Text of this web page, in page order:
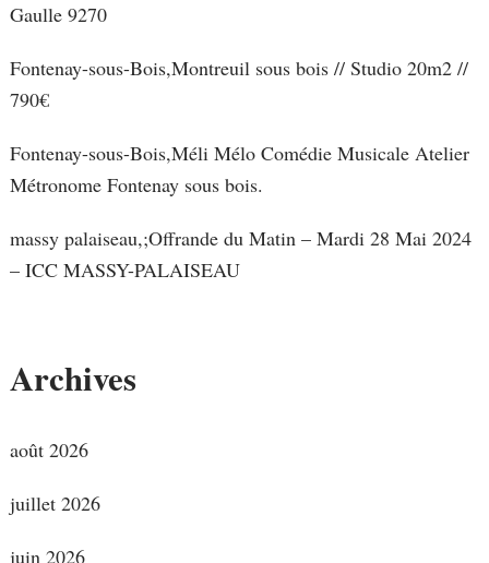
Gaulle 9270
Fontenay-sous-Bois,Montreuil sous bois // Studio 20m2 //
790€
Fontenay-sous-Bois,Méli Mélo Comédie Musicale Atelier
Métronome Fontenay sous bois.
massy palaiseau,;Offrande du Matin – Mardi 28 Mai 2024
– ICC MASSY-PALAISEAU
Archives
août 2026
juillet 2026
juin 2026